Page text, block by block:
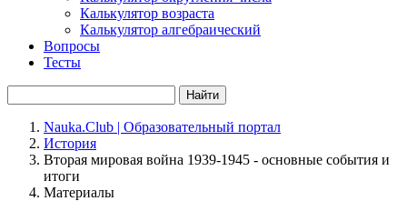
Калькулятор возраста
Калькулятор алгебраический
Вопросы
Тесты
Найти
Nauka.Club | Образовательный портал
История
Вторая мировая война 1939-1945 - основные события и
итоги
Материалы